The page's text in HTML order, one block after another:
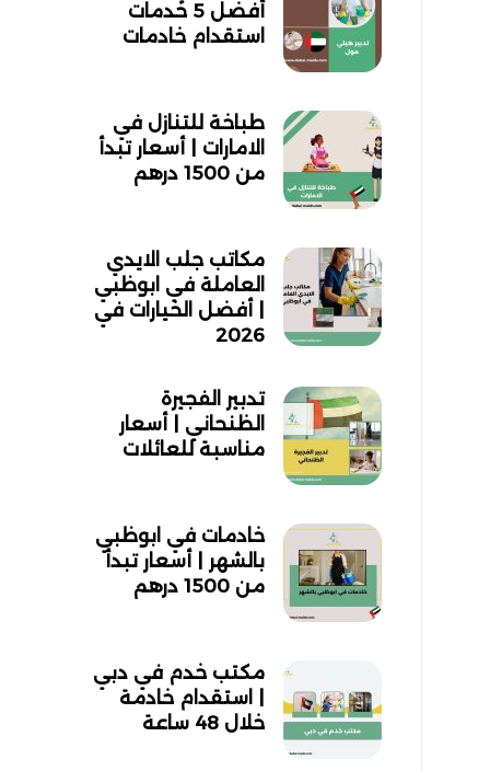
أفضل 5 خدمات
استقدام خادمات
طباخة للتنازل في
الامارات | أسعار تبدأ
من 1500 درهم
مكاتب جلب الايدي
العاملة في ابوظبي
| أفضل الخيارات في
2026
تدبير الفجيرة
الظنحاني | أسعار
مناسبة للعائلات
خادمات في ابوظبي
بالشهر | أسعار تبدأ
من 1500 درهم
مكتب خدم في دبي
| استقدام خادمة
خلال 48 ساعة